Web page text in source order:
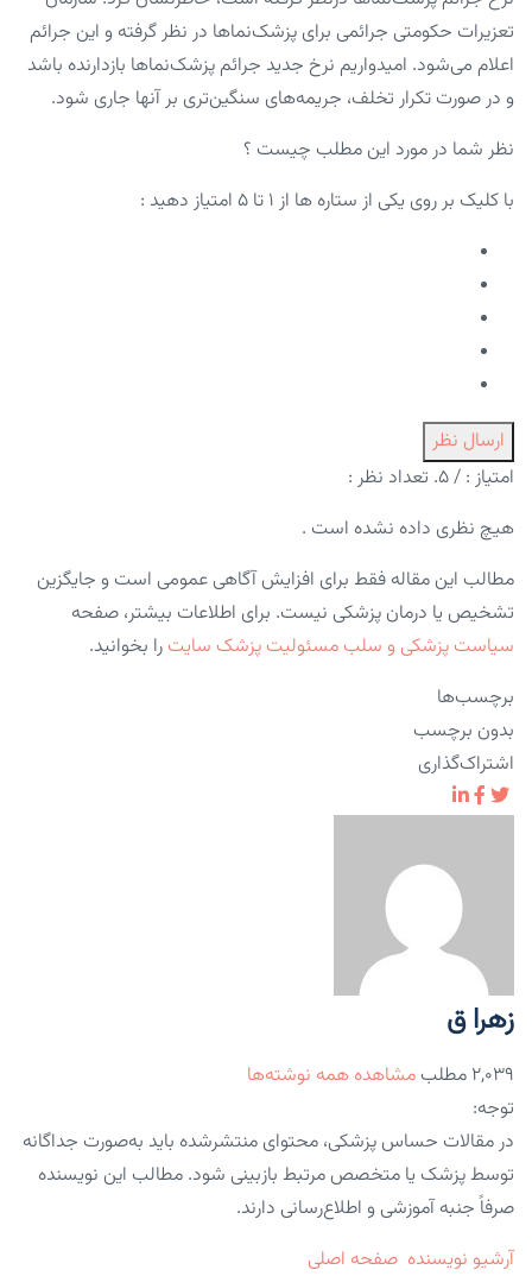
تعزیرات حکومتی جرائمی برای پزشک‌نماها در نظر گرفته و این جرائم
اعلام می‌شود. امیدواریم نرخ جدید جرائم پزشک‌نماها بازدارنده باشد
و در صورت تکرار تخلف، جریمه‌های سنگین‌تری بر آنها جاری شود.
نظر شما در مورد این مطلب چیست ؟
با کلیک بر روی یکی از ستاره ها از ۱ تا ۵ امتیاز دهید :
ارسال نظر
امتیاز : / ۵. تعداد نظر :
هیچ نظری داده نشده است .
مطالب این مقاله فقط برای افزایش آگاهی عمومی است و جایگزین
تشخیص یا درمان پزشکی نیست. برای اطلاعات بیشتر، صفحه
سیاست پزشکی و سلب مسئولیت پزشک سایت را بخوانید.
برچسب‌ها
بدون برچسب
اشتراک‌گذاری
زهرا ق
۲,۰۳۹ مطلب
مشاهده همه نوشته‌ها
توجه:
در مقالات حساس پزشکی، محتوای منتشرشده باید به‌صورت جداگانه
توسط پزشک یا متخصص مرتبط بازبینی شود. مطالب این نویسنده
صرفاً جنبه آموزشی و اطلاع‌رسانی دارند.
آرشیو نویسنده صفحه اصلی